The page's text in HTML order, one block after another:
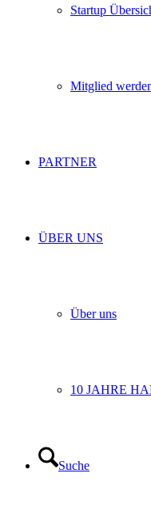
Startup
Mitglied
PARTNER
ÜBER UNS
Über uns
10 JAHRE
Suche